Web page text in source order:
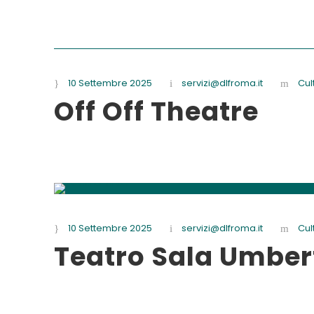
10 Settembre 2025 servizi@dlfroma.it
Off Off Theatre
10 Settembre 2025 servizi@dlfroma.it
Teatro Sala